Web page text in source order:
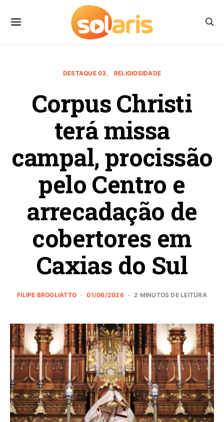
DESTAQUE 03 RELIGIOSIDADE
Corpus Christi
terá missa
campal, procissão
pelo Centro e
arrecadação de
cobertores em
Caxias do Sul
FILIPE BROGLIATTO 01/06/2026 2 MINUTOS DE LEITURA